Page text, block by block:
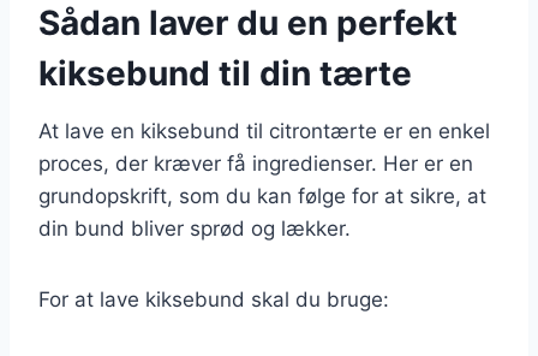
Sådan laver du en perfekt
kiksebund til din tærte
At lave en kiksebund til citrontærte er en enkel
proces, der kræver få ingredienser. Her er en
grundopskrift, som du kan følge for at sikre, at
din bund bliver sprød og lækker.
For at lave kiksebund skal du bruge: